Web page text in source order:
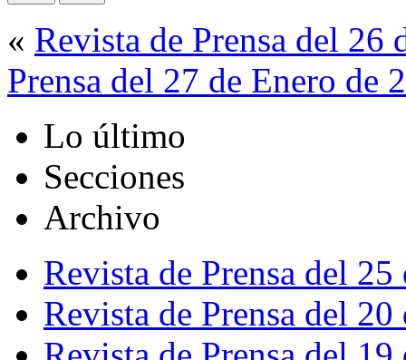
« Revista de Prensa del 26
Prensa del 27 de Enero de
Lo último
Secciones
Archivo
Revista de Prensa del
Revista de Prensa del